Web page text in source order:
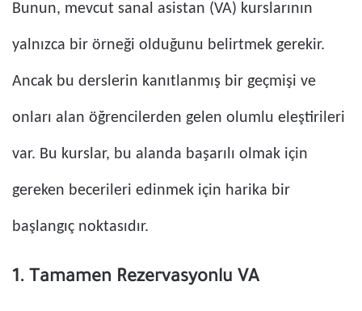
Bunun, mevcut sanal asistan (VA) kurslarının
yalnızca bir örneği olduğunu belirtmek gerekir.
Ancak bu derslerin kanıtlanmış bir geçmişi ve
onları alan öğrencilerden gelen olumlu eleştirileri
var. Bu kurslar, bu alanda başarılı olmak için
gereken becerileri edinmek için harika bir
başlangıç ​​noktasıdır.
1. Tamamen Rezervasyonlu VA